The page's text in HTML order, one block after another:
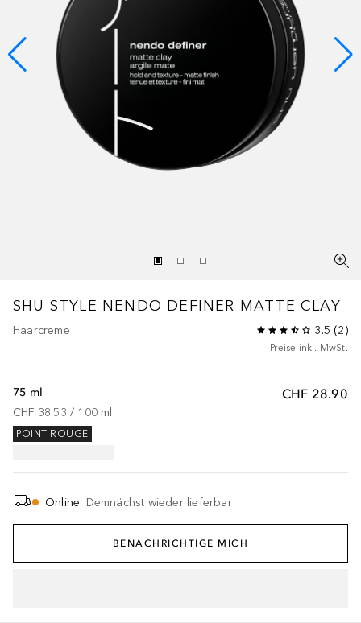
SHU STYLE NENDO DEFINER MATTE CLAY
Haarcreme 3.5 (2)
Preise inkl. MwSt.
CHF 28.90
75 ml
CHF 38.53 / 100 ml
POINT ROUGE
Online: Demnächst wieder lieferbar
BENACHRICHTIGE MICH